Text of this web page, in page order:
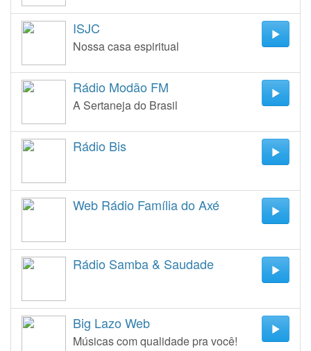
ISJC
Nossa casa espiritual
Rádio Modão FM
A Sertaneja do Brasil
Rádio Bis
Web Rádio Família do Axé
Rádio Samba & Saudade
Big Lazo Web
Músicas com qualidade pra você!